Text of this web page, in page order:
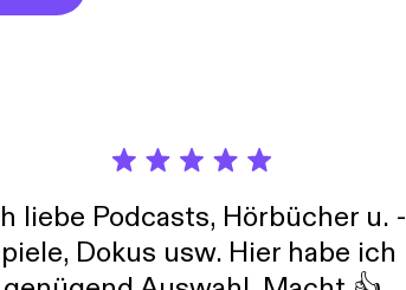
liebe Podcasts, Hörbücher u. -
Dokus usw. Hier habe ich